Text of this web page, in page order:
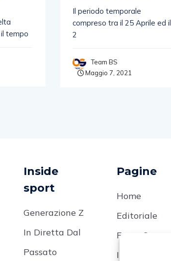
tempo
Il periodo temporale
compreso tra il 25 Aprile ed il
2
Team BS
Maggio 7, 2021
Inside
sport
Generazione Z
In Diretta Dal
Passato
Pagine
Home
Editoriale
Focus On
Inside Sport